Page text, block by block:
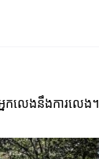
នកលេងនឹងការលេង។